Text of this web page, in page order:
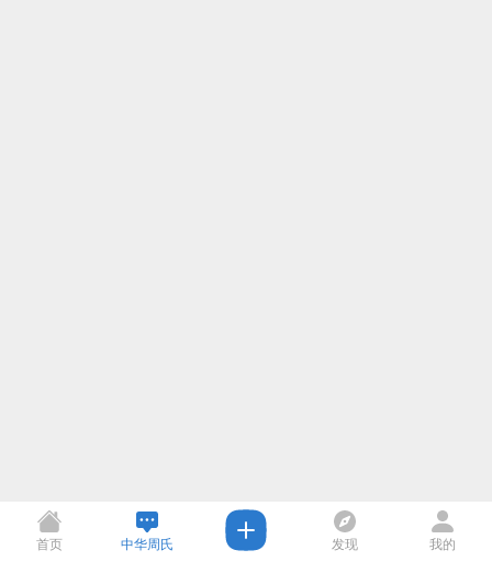
首页 中华周氏 发现 我的